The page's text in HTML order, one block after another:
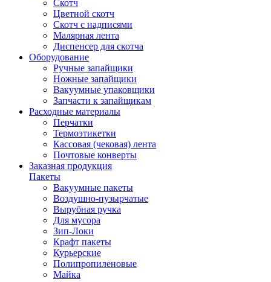
Скотч
Цветной скотч
Скотч с надписями
Малярная лента
Диспенсер для скотча
Оборудование
Ручные запайщики
Ножные запайщики
Вакуумные упаковщики
Запчасти к запайщикам
Расходные материалы
Перчатки
Термоэтикетки
Кассовая (чековая) лента
Почтовые конверты
Заказная продукция
Пакеты
Вакуумные пакеты
Воздушно-пузырчатые
Вырубная ручка
Для мусора
Зип-Локи
Крафт пакеты
Курьерские
Полипропиленовые
Майка